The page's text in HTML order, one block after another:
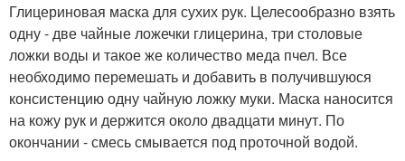
Глицериновая маска для сухих рук. Целесообразно взять
одну - две чайные ложечки глицерина, три столовые
ложки воды и такое же количество меда пчел. Все
необходимо перемешать и добавить в получившуюся
консистенцию одну чайную ложку муки. Маска наносится
на кожу рук и держится около двадцати минут. По
окончании - смесь смывается под проточной водой.